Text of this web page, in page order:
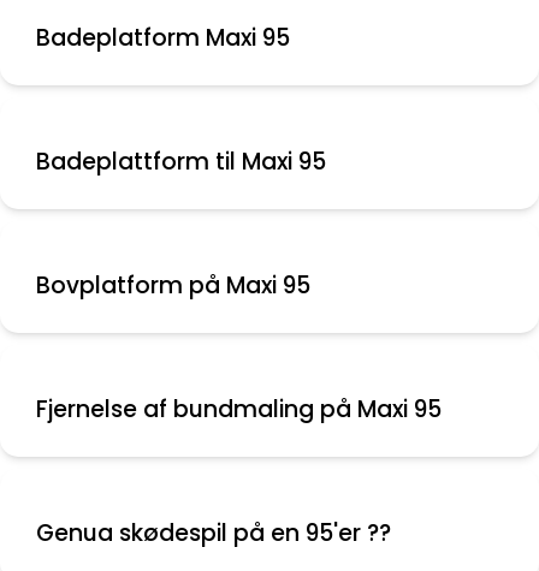
Badeplatform Maxi 95
Badeplattform til Maxi 95
Bovplatform på Maxi 95
Fjernelse af bundmaling på Maxi 95
Genua skødespil på en 95'er ??